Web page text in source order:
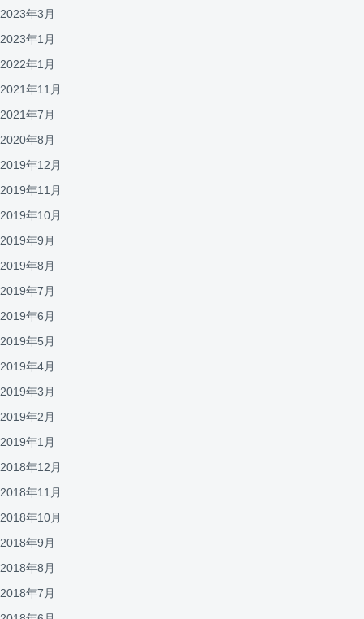
2023年3月
2023年1月
2022年1月
2021年11月
2021年7月
2020年8月
2019年12月
2019年11月
2019年10月
2019年9月
2019年8月
2019年7月
2019年6月
2019年5月
2019年4月
2019年3月
2019年2月
2019年1月
2018年12月
2018年11月
2018年10月
2018年9月
2018年8月
2018年7月